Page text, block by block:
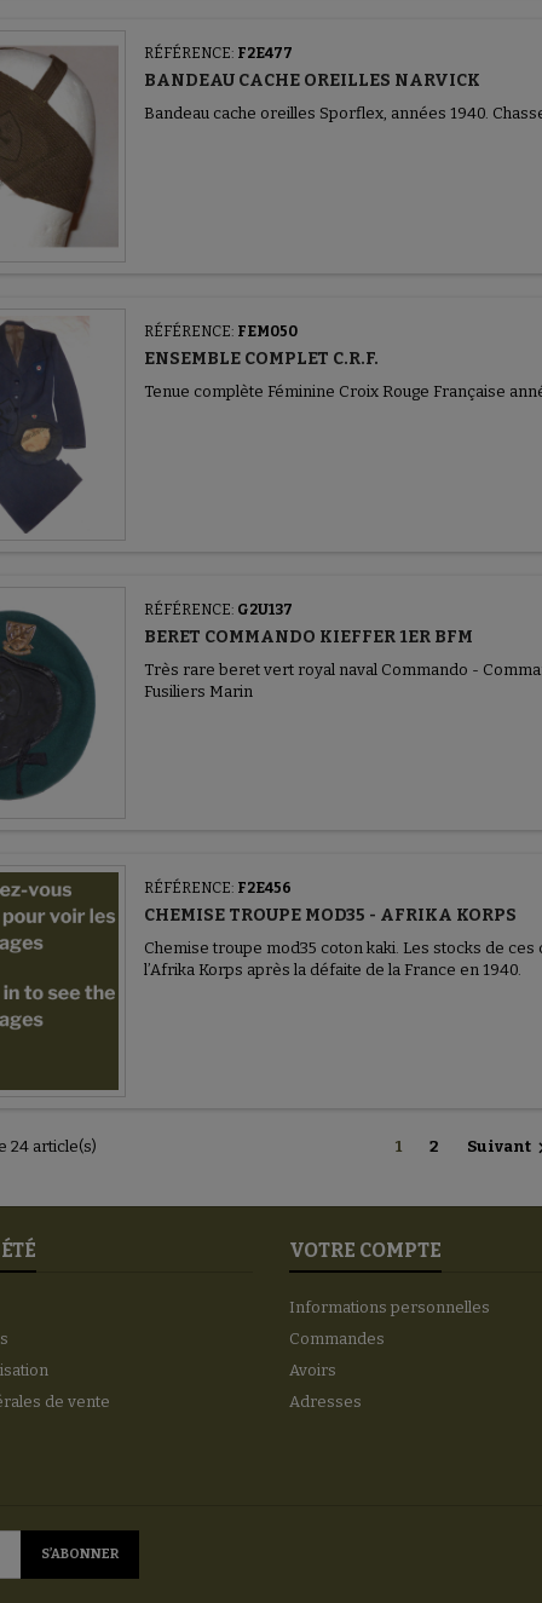
RÉFÉRENCE: F2E477
BANDEAU CACHE OREILLES NARVICK
Bandeau cache oreilles Sporflex, années 1940.
RÉFÉRENCE: FEM050
ENSEMBLE COMPLET C.R.F.
Tenue complète Féminine Croix Rouge Française
RÉFÉRENCE: G2U137
BERET COMMANDO KIEFFER 1ER BFM
Très rare beret vert royal naval Commando -
Fusiliers Marin
RÉFÉRENCE: F2E456
CHEMISE TROUPE MOD35 - AFRIKA KORPS
Chemise troupe mod35 coton kaki. Les stocks de
l’Afrika Korps après la défaite de la France en 1940.
24 article(s) 1 2 Suivant
de vente
VOTRE COMPTE
Informations personnelles
Commandes
Avoirs
Adresses